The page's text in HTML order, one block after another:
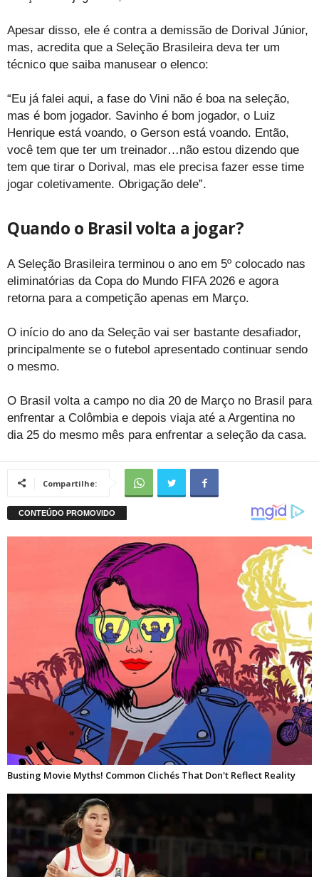
Apesar disso, ele é contra a demissão de Dorival Júnior,
mas, acredita que a Seleção Brasileira deva ter um
técnico que saiba manusear o elenco:
“Eu já falei aqui, a fase do Vini não é boa na seleção,
mas é bom jogador. Savinho é bom jogador, o Luiz
Henrique está voando, o Gerson está voando. Então,
você tem que ter um treinador…não estou dizendo que
tem que tirar o Dorival, mas ele precisa fazer esse time
jogar coletivamente. Obrigação dele”.
Quando o Brasil volta a jogar?
A Seleção Brasileira terminou o ano em 5º colocado nas
eliminatórias da Copa do Mundo FIFA 2026 e agora
retorna para a competição apenas em Março.
O início do ano da Seleção vai ser bastante desafiador,
principalmente se o futebol apresentado continuar sendo
o mesmo.
O Brasil volta a campo no dia 20 de Março no Brasil para
enfrentar a Colômbia e depois viaja até a Argentina no
dia 25 do mesmo mês para enfrentar a seleção da casa.
Compartilhe: